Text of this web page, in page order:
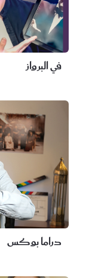
في البرواز
دراما بوكس